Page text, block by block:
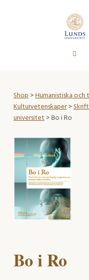
Shop>Humanistiska
Kulturvetenskaper>
universitet> Bo i Ro
Bo i Ro